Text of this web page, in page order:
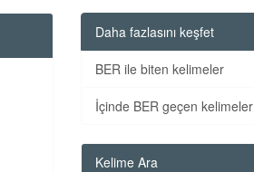
Daha fazlasını keşfet
BER ile biten kelimeler
İçinde BER geçen kelimeler
Kelime Ara